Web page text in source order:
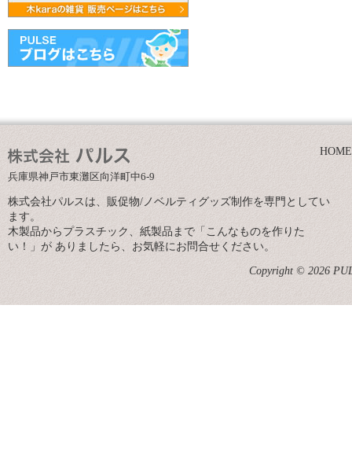
兵庫県神戸市東灘区向洋町中6-9
HOME
株式会社パルスは、販促物/ノベルティグッズ制作を専門としてい
ます。
木製品からプラスチック、紙製品まで「こんなものを作りた
い！」が ありましたら、お気軽にお問合せください。
Copyright © 2026